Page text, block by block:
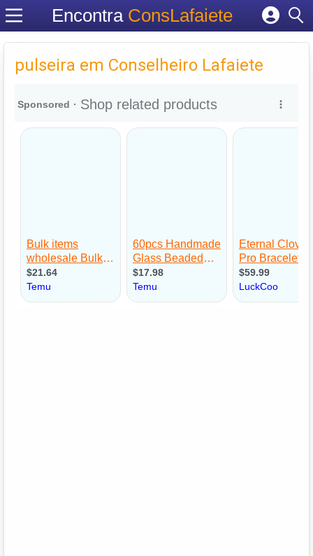
Encontra ConsLafaiete
Cadastrar empresa
Criar conta
pulseira em Conselheiro Lafaiete